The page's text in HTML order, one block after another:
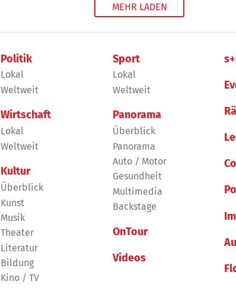
MEHR LADEN
Politik
Lokal
Weltweit
Wirtschaft
Lokal
Weltweit
Kultur
Überblick
Kunst
Musik
Theater
Literatur
Bildung
Kino / TV
Sport
Lokal
Weltweit
Panorama
Überblick
Panorama
Auto / Motor
Gesundheit
Multimedia
Backstage
OnTour
Videos